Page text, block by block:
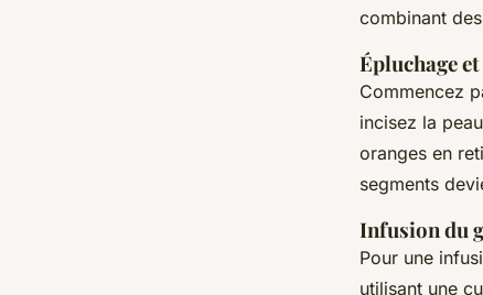
combinant des
Épluchage
Commencez
incisez la
oranges en
segments
Infusion du
Pour une
utilisant une